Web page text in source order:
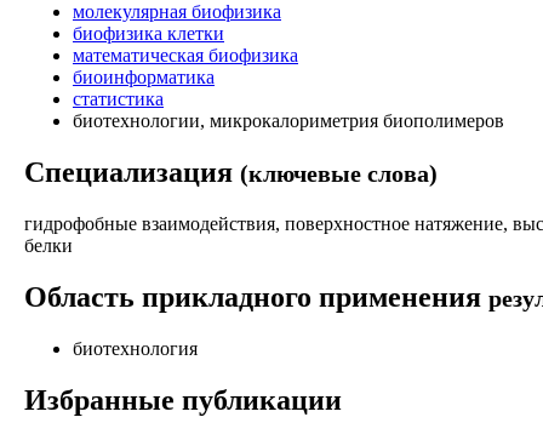
молекулярная биофизика
биофизика клетки
математическая биофизика
биоинформатика
статистика
биотехнологии, микрокалориметрия биополимеров
Специализация (ключевые слова)
гидрофобные взаимодействия, поверхностное натяжение,
белки
Область прикладного применения
биотехнология
Избранные публикации